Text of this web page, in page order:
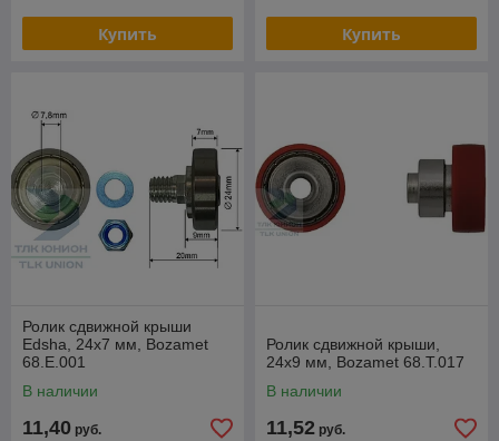
Купить Купить
Ролик сдвижной крыши
Edsha, 24х7 мм, Bozamet
68.E.001
В наличии
11,40 руб.
Ролик сдвижной крыши,
24х9 мм, Bozamet 68.T.017
В наличии
11,52 руб.